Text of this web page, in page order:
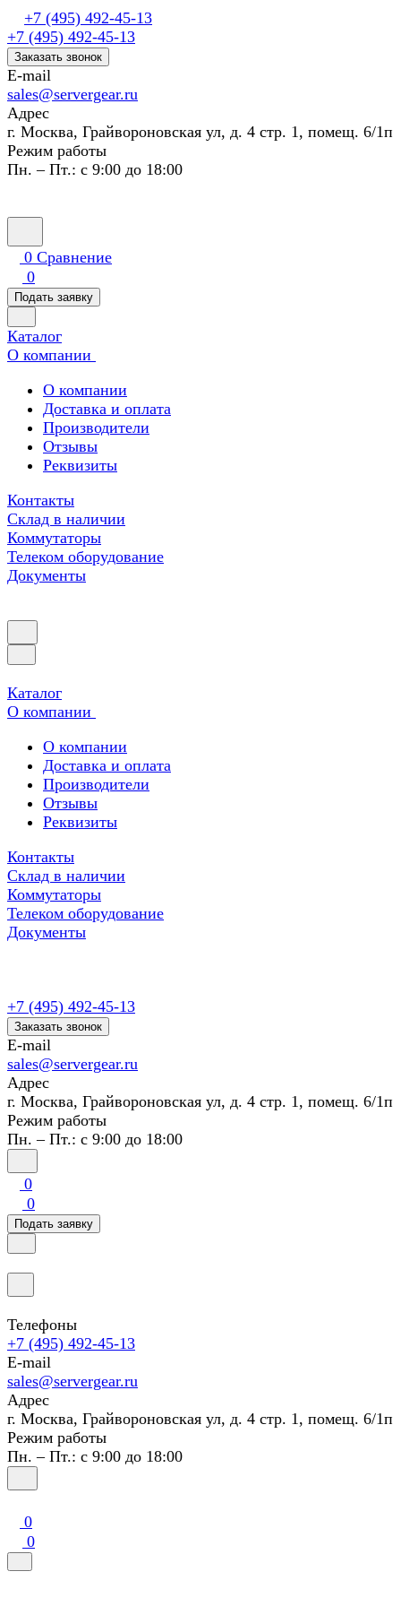
+7 (495) 492-45-13
+7 (495) 492-45-13
Заказать звонок
E-mail
sales@servergear.ru
Адрес
г. Москва, Грайвороновская ул, д. 4 стр. 1, помещ. 6/1п
Режим работы
Пн. – Пт.: с 9:00 до 18:00
0 Сравнение
0
Подать заявку
Каталог
О компании
О компании
Доставка и оплата
Производители
Отзывы
Реквизиты
Контакты
Склад в наличии
Коммутаторы
Телеком оборудование
Документы
Каталог
О компании
О компании
Доставка и оплата
Производители
Отзывы
Реквизиты
Контакты
Склад в наличии
Коммутаторы
Телеком оборудование
Документы
+7 (495) 492-45-13
Заказать звонок
E-mail
sales@servergear.ru
Адрес
г. Москва, Грайвороновская ул, д. 4 стр. 1, помещ. 6/1п
Режим работы
Пн. – Пт.: с 9:00 до 18:00
0
0
Подать заявку
Телефоны
+7 (495) 492-45-13
E-mail
sales@servergear.ru
Адрес
г. Москва, Грайвороновская ул, д. 4 стр. 1, помещ. 6/1п
Режим работы
Пн. – Пт.: с 9:00 до 18:00
0
0